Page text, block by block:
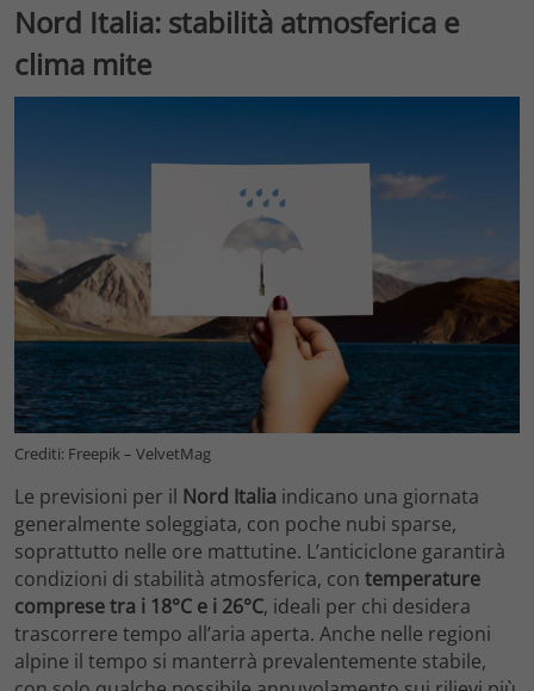
Nord Italia: stabilità atmosferica e
clima mite
Crediti: Freepik – VelvetMag
Le previsioni per il Nord Italia indicano una giornata
generalmente soleggiata, con poche nubi sparse,
soprattutto nelle ore mattutine. L’anticiclone garantirà
condizioni di stabilità atmosferica, con temperature
comprese tra i 18°C e i 26°C, ideali per chi desidera
trascorrere tempo all’aria aperta. Anche nelle regioni
alpine il tempo si manterrà prevalentemente stabile,